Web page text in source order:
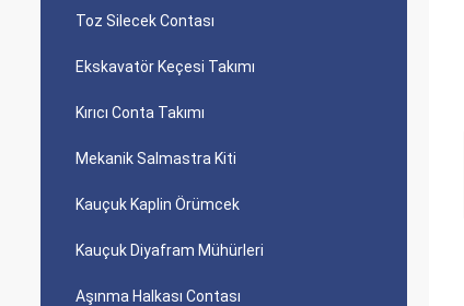
Toz Silecek Contası
Ekskavatör Keçesi Takımı
Kırıcı Conta Takımı
Mekanik Salmastra Kiti
Kauçuk Kaplin Örümcek
Kauçuk Diyafram Mühürleri
Aşınma Halkası Contası